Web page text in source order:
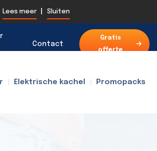
Lees meer Sluiten
Contact
Gratis
offerte
Elektrische kachel Promopacks